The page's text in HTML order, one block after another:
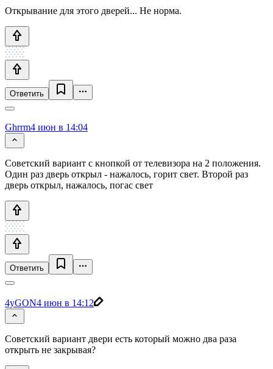
Открывание для этого дверей... Не норма.
Ответить
Ghrrm4 июн в 14:04
Советский вариант с кнопкой от телевизора на 2 положения.
Один раз дверь открыл - нажалось, горит свет. Второй раз
дверь открыл, нажалось, погас свет
Ответить
4yGON4 июн в 14:12
Советский вариант двери есть который можно два раза
открыть не закрывая?